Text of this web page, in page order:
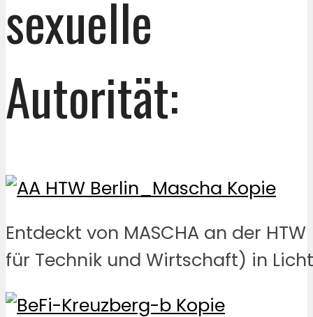
sexuelle
Autorität:
Entdeckt von MASCHA an der
für Technik und Wirtschaft) in